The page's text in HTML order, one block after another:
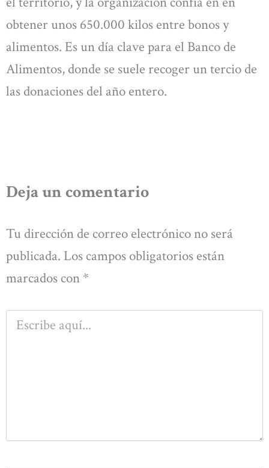
obtener unos 650.000 kilos entre bonos y
alimentos. Es un día clave para el Banco de
Alimentos, donde se suele recoger un tercio de
las donaciones del año entero.
Deja un comentario
Tu dirección de correo electrónico no será
publicada. Los campos obligatorios están
marcados con *
aquí...